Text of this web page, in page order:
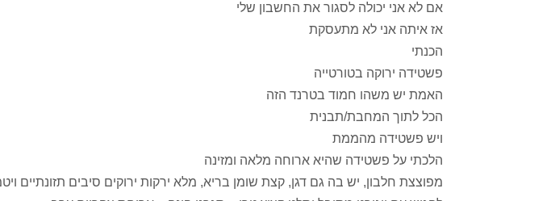
אם לא אני יכולה לסגור את החשבון שלי
אז איתה אני לא מתעסקת
הכנתי
פשטידה ירוקה בטורטייה
האמת יש משהו חמוד בטרנד הזה
הכל לתוך המחבת/תבנית
ויש פשטידה מהממת
הלכתי על פשטידה שהיא ארוחה מלאה ומזינה
מפוצצת חלבון, יש בה גם דגן, קצת שומן בריא, מלא ירקות ירוקים סיבים תזונתיים